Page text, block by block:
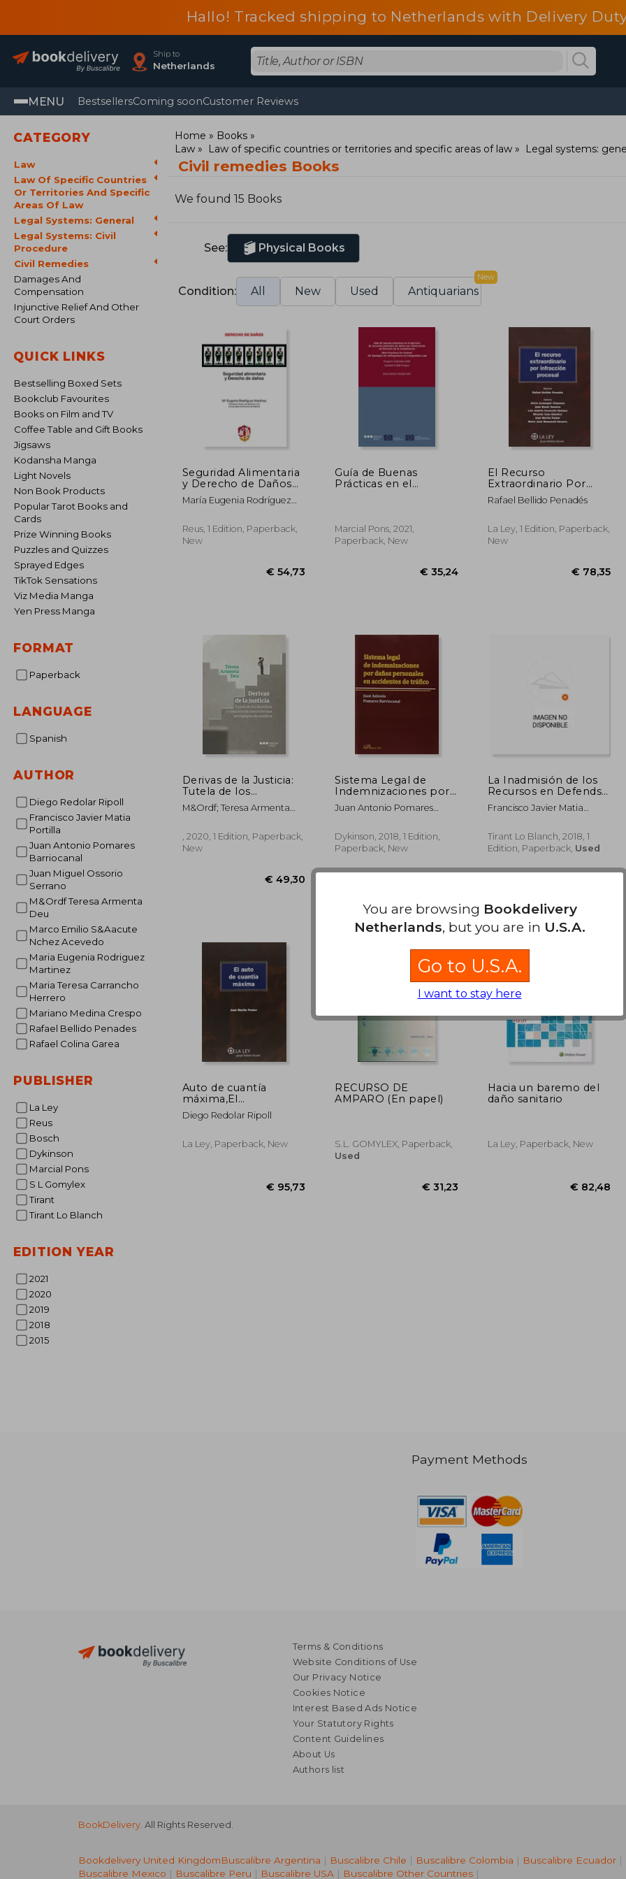
Hallo! Tracked shipping to Netherlands with Delivery
Ship to
Netherlands
MENU BestsellersComing soonCustomer Reviews
CATEGORY
Law
Law Of Specific Countries
Or Territories And Specific
Areas Of Law
Legal Systems: General
Legal Systems: Civil
Procedure
Civil Remedies
Damages And
Compensation
Injunctive Relief And Other
Court Orders
QUICK LINKS
Bestselling Boxed Sets
Bookclub Favourites
Books on Film and TV
Coffee Table and Gift Books
Jigsaws
Kodansha Manga
Light Novels
Non Book Products
Popular Tarot Books and
Cards
Prize Winning Books
Puzzles and Quizzes
Sprayed Edges
TikTok Sensations
Viz Media Manga
Yen Press Manga
FORMAT
Paperback
LANGUAGE
Spanish
AUTHOR
Diego Redolar Ripoll
Francisco Javier Matia
Portilla
Juan Antonio Pomares
Barriocanal
Juan Miguel Ossorio
Serrano
M&Ordf Teresa Armenta
Deu
Marco Emilio S&Aacute
Nchez Acevedo
Maria Eugenia Rodriguez
Martinez
Maria Teresa Carrancho
Herrero
Mariano Medina Crespo
Rafael Bellido Penades
Rafael Colina Garea
PUBLISHER
La Ley
Reus
Bosch
Dykinson
Marcial Pons
S L Gomylex
Tirant
Tirant Lo Blanch
EDITION YEAR
2021
2020
2019
2018
2015
Home
Books
Law
Law of specific countries or territories and specific areas of law Legal systems:
Civil remedies Books
We found 15 Books
See: Physical Books
Condition: All New Used Antiquarians
New
Seguridad Alimentaria
y Derecho de Daños
(in Spanish)
María Eugenia Rodríguez
Reus, 1 Edition, Paperback,
New
Guía de Buenas
Prácticas en el
Derecho de la
Competencia (in
Marcial Pons, 2021,
Paperback, New
El Recurso
Extraordinario Por
Infracción Procesal
(Monografías Proceso
Spanish)
Rafael Bellido Penadés
La Ley, 1 Edition, Paperback,
New
Derivas de la Justicia:
Tutela de los
Derechos y Solución
de Controversias en
(in Spanish)
M&Ordf; Teresa Armenta
, 2020, 1 Edition, Paperback,
New
Sistema Legal de
Indemnizaciones por
Daños Personales en
Accidentes de Tráfico
Juan Antonio Pomares
Dykinson, 2018, 1 Edition,
Paperback, New
€ 47,32
La Inadmisión de los
Recursos en Defendsa
de los Derechos (in
Spanish)
Francisco Javier Matia
Tirant Lo Blanch, 2018, 1
Edition, Paperback, Used
Auto de cuantía
máxima,El
(Monografías Proceso
Civil Práctico)
Diego Redolar Ripoll
La Ley, Paperback, New
RECURSO DE
AMPARO (En papel)
S.L. GOMYLEX, Paperback,
Used
Hacia un baremo del
daño sanitario
La Ley, Paperback, New
Payment Methods
Terms & Conditions
Website Conditions of Use
Our Privacy Notice
Cookies Notice
Interest Based Ads Notice
Your Statutory Rights
Content Guidelines
About Us
Authors list
BookDelivery. All Rights Reserved.
Bookdelivery United KingdomBuscalibre Argentina | Buscalibre Chile | Buscalibre Colombia | Buscalibre Ecuador |
Buscalibre Mexico | Buscalibre Peru | Buscalibre USA | Buscalibre Other Countries |
You are browsing Bookdelivery
Netherlands, but you are in U.S.A.
Go to U.S.A.
I want to stay here